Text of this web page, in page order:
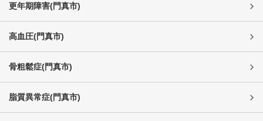
更年期障害(門真市)
高血圧(門真市)
骨粗鬆症(門真市)
脂質異常症(門真市)